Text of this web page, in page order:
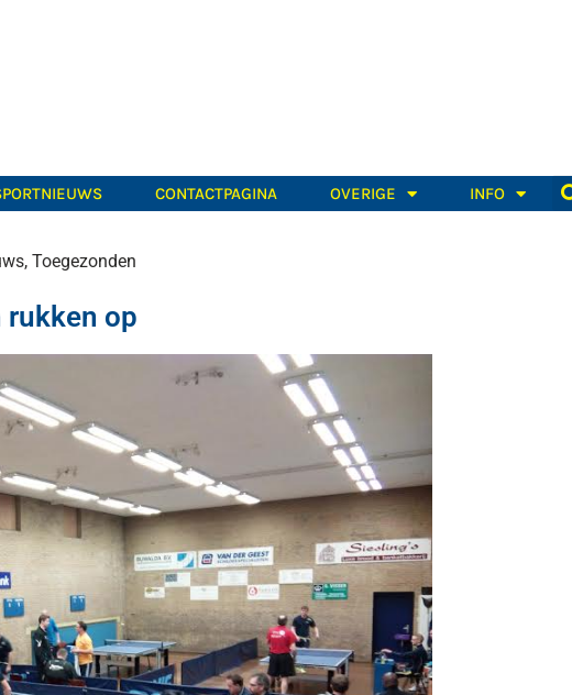
CONTACTPAGINA OVERIGE INFO
, Toegezonden
rukken op